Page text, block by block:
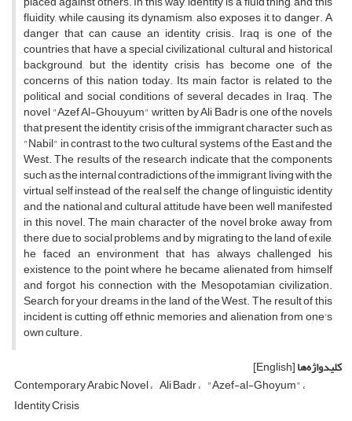
fluidity, while causing its dynamism, also exposes it to danger. A
danger that can cause an identity crisis. Iraq is one of the
countries that have a special civilizational, cultural and historical
background, but the identity crisis has become one of the
concerns of this nation today. Its main factor is related to the
political and social conditions of several decades in Iraq. The
novel "Azef Al-Ghouyum" written by Ali Badr is one of the novels
that present the identity crisis of the immigrant character such as
"Nabil" in contrast to the two cultural systems of the East and the
West. The results of the research indicate that the components
such as the internal contradictions of the immigrant, living with the
virtual self instead of the real self, the change of linguistic identity
and the national and cultural attitude have been well manifested
in this novel. The main character of the novel broke away from
there due to social problems and by migrating to the land of exile,
he faced an environment that has always challenged his
existence to the point where he became alienated from himself
and forgot his connection with the Mesopotamian civilization.
Search for your dreams in the land of the West. The result of this
incident is cutting off ethnic memories and alienation from one's
own culture.
کلیدواژه‌ها[English]
Contemporary Arabic Novel Ali Badr "Azef-al-Ghoyum"
Identity Crisis